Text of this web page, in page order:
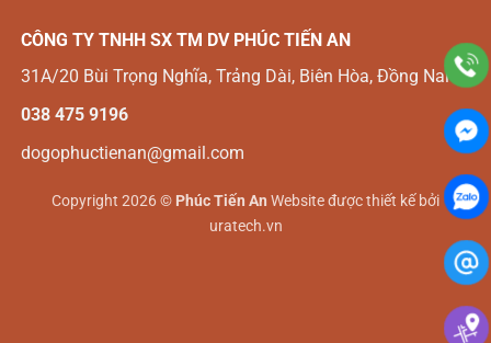
CÔNG TY TNHH SX TM DV PHÚC TIẾN AN
31A/20 Bùi Trọng Nghĩa, Trảng Dài, Biên Hòa, Đồng Nai
038 475 9196
dogophuctienan@gmail.com
Copyright 2026 © Phúc Tiến An Website được thiết kế bởi
uratech.vn